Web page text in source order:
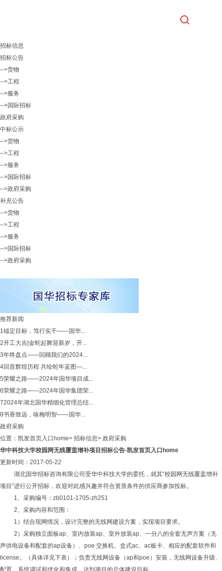
招标信息
招标公告
-->货物
-->工程
-->服务
-->国际招标
政府采购
中标公示
-->货物
-->工程
-->服务
-->国际招标
-->政府采购
补充公告
-->货物
-->工程
-->服务
-->国际招标
-->政府采购
推荐新闻
1锚定目标，笃行实干——国华...
2开工大吉|金蛇起舞迎新岁，开...
3年终盘点——回顾我们的2024...
4回首辉煌历程 共绘蛇年蓝图—...
5荣耀之路——2024年国华项目成...
6荣耀之路——2024年国华集团荣...
72024年湖北国华精细化管理总结...
8书香致远，咏梅明智——国华...
政府采购
位置： 凯发首页入口home> 招标信息> 政府采购
华中科技大学校园网无线覆盖增补项目招标公告-凯发首页入口home
更新时间：2017-05-22
湖北国华招标咨询有限公司受华中科技大学的委托，就其“校园网无线覆盖增补
项目”进行公开招标，欢迎对此感兴趣并符合资质条件的供应商参加投标。
1、采购编号：zb0101-1705-zh251
2、采购内容和范围：
1）结合现网情况，设计完整的无线网建设方案，实现项目要求。
2）采购独立面板ap、室内放装ap、室外放装ap、一分八的全套无声方案（无
声供电设备和配套的ap设备）、poe 交换机、盒式ac、ac板卡、相应的配套软件和
license。（具体详见下表）；负责无线网设备（ap和poe）安装，无线网设备升级、
配置、系统调试和优化和集成，达到项目的总体建设目标。